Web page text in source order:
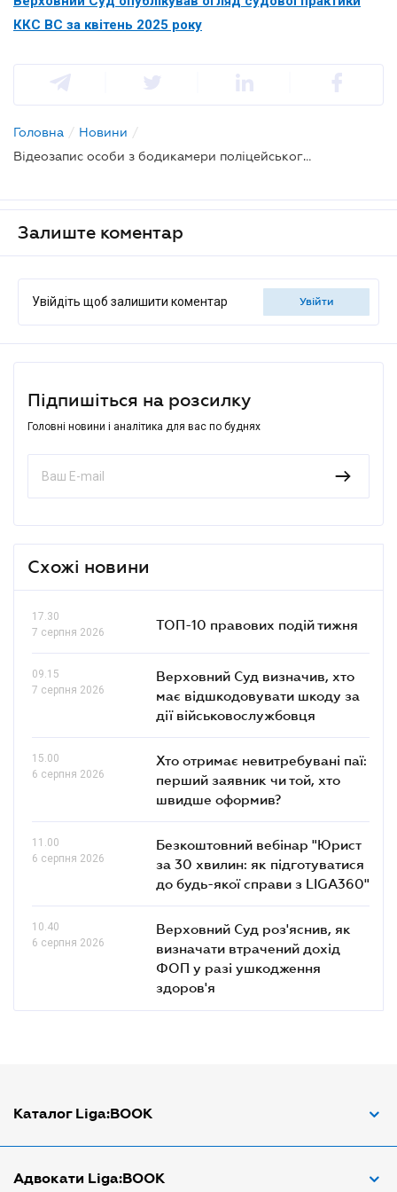
ККС ВС за квітень 2025 року
Головна / Новини /
Відеозапис особи з бодикамери поліцейського, який не попередив її про це, є допустимим доказом - ККС ВС
Залиште коментар
Увійдіть щоб залишити коментар увійти
Підпишіться на розсилку
Головні новини і аналітика для вас по буднях
Схожі новини
17.30
7 серпня 2026
ТОП-10 правових подій тижня
09.15
7 серпня 2026
Верховний Суд визначив, хто
має відшкодовувати шкоду за
дії військовослужбовця
15.00
6 серпня 2026
Хто отримає невитребувані паї:
перший заявник чи той, хто
швидше оформив?
11.00
6 серпня 2026
Безкоштовний вебінар "Юрист
за 30 хвилин: як підготуватися
до будь-якої справи з LIGA360"
10.40
6 серпня 2026
Верховний Суд роз'яснив, як
визначати втрачений дохід
ФОП у разі ушкодження
здоров'я
Каталог Liga:BOOK
Адвокат по ДТП
Адвокати Liga:BOOK